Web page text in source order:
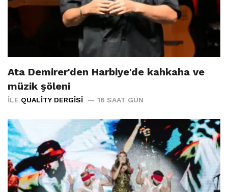
Ata Demirer'den Harbiye'de kahkaha ve
müzik şöleni
İLE QUALITY DERGISI 16 SAAT GÜN